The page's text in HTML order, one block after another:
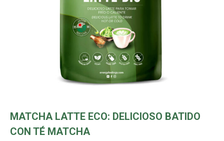
MATCHA LATTE ECO: DELICIOSO BATIDO
CON TÉ MATCHA